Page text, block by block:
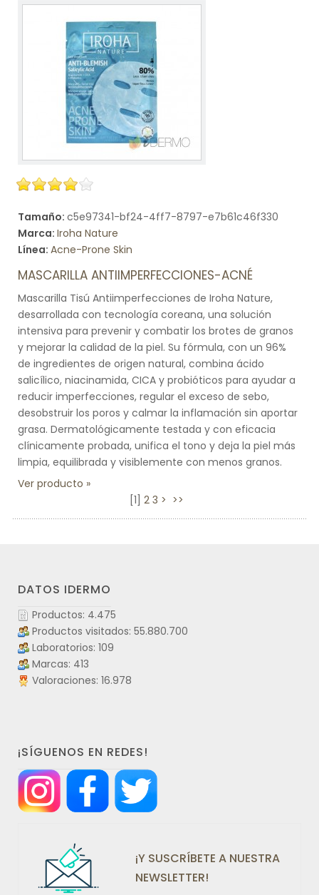
Tamaño: c5e97341-bf24-4ff7-8797-e7b61c46f330
Marca: Iroha Nature
Línea: Acne-Prone Skin
MASCARILLA ANTIIMPERFECCIONES-ACNÉ
Mascarilla Tisú Antiimperfecciones de Iroha Nature,
desarrollada con tecnología coreana, una solución
intensiva para prevenir y combatir los brotes de granos
y mejorar la calidad de la piel. Su fórmula, con un 96%
de ingredientes de origen natural, combina ácido
salicílico, niacinamida, CICA y probióticos para ayudar a
reducir imperfecciones, regular el exceso de sebo,
desobstruir los poros y calmar la inflamación sin aportar
grasa. Dermatológicamente testada y con eficacia
clínicamente probada, unifica el tono y deja la piel más
limpia, equilibrada y visiblemente con menos granos.
Ver producto
1 2 3 > >>
DATOS IDERMO
Productos: 4.475
Productos visitados: 55.880.700
Laboratorios: 109
Marcas: 413
Valoraciones: 16.978
¡SÍGUENOS EN REDES!
¡Y SUSCRÍBETE A NUESTRA
NEWSLETTER!